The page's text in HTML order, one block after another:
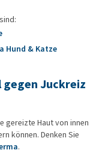
Hund & Katze
Juckreiz
gereizte Haut von innen
können. Denken Sie
.